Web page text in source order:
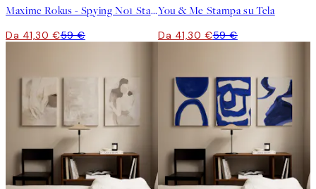
Maxime Rokus - Spying No1 Stampa su Tela
Da 41,30 €59 €
You & Me Stampa su Tela
Da 41,30 €59 €